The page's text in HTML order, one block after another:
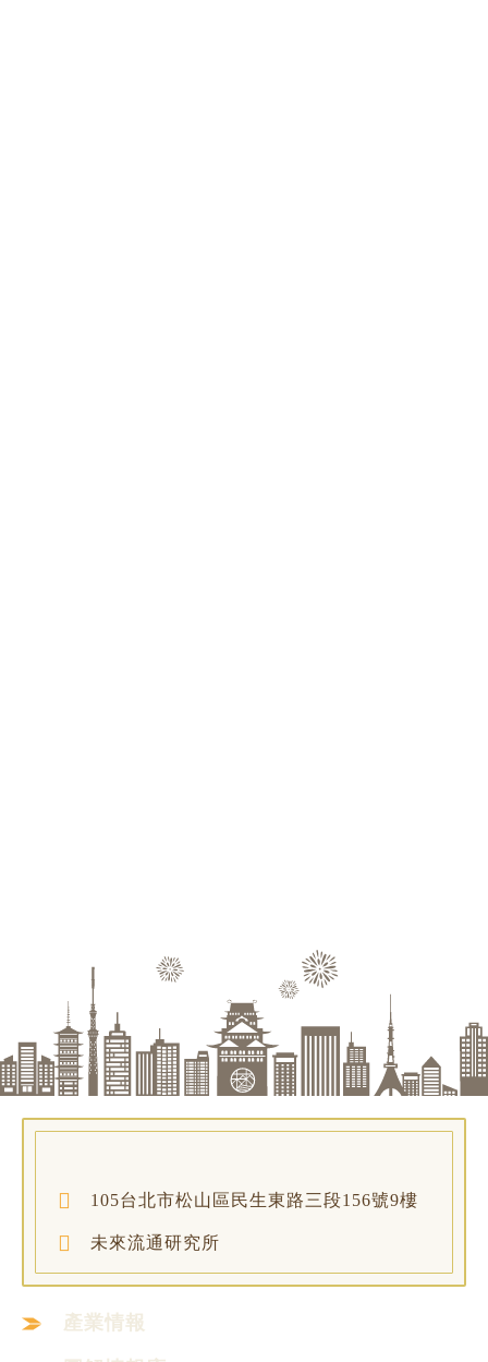
105台北市松山區民生東路三段156號9樓
未來流通研究所
產業情報